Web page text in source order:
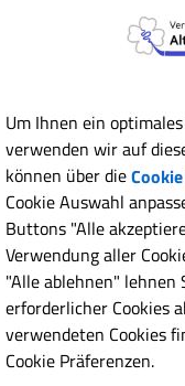
Ehrenamtliche
zu folgenden Themen:
Pflege,
Nachbarschaftshilfe
Freizeitangebote und
aktive Teilhabe am
Hilfeleistungen für
selbstbestimmtes
Wohnberatung, die
Seniorenberater/innen
Ratsuchenden.
Um Ihnen ein
verwenden wir auf
können über die
Cookie Auswahl
Buttons "Alle
Verwendung aller
"Alle ablehnen" lehnen
erforderlicher Cookies
verwendeten Cookies
Cookie Präferenzen.